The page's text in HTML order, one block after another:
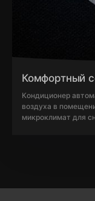
Комфортный
Кондиционер
воздуха в
микроклимат для